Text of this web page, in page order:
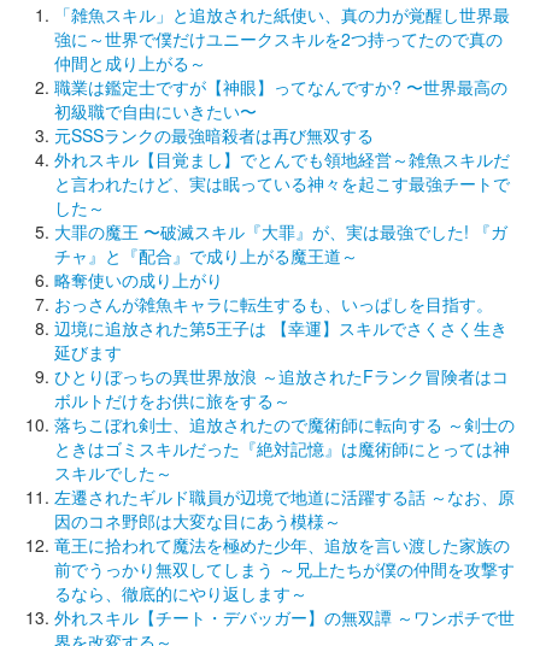
「雑魚スキル」と追放された紙使い、真の力が覚醒し世界最
強に～世界で僕だけユニークスキルを2つ持ってたので真の
仲間と成り上がる～
職業は鑑定士ですが【神眼】ってなんですか? 〜世界最高の
初級職で自由にいきたい〜
元SSSランクの最強暗殺者は再び無双する
外れスキル【目覚まし】でとんでも領地経営～雑魚スキルだ
と言われたけど、実は眠っている神々を起こす最強チートで
した～
大罪の魔王 〜破滅スキル『大罪』が、実は最強でした! 『ガ
チャ』と『配合』で成り上がる魔王道～
略奪使いの成り上がり
おっさんが雑魚キャラに転生するも、いっぱしを目指す。
辺境に追放された第5王子は 【幸運】スキルでさくさく生き
延びます
ひとりぼっちの異世界放浪 ～追放されたFランク冒険者はコ
ボルトだけをお供に旅をする～
落ちこぼれ剣士、追放されたので魔術師に転向する ～剣士の
ときはゴミスキルだった『絶対記憶』は魔術師にとっては神
スキルでした～
左遷されたギルド職員が辺境で地道に活躍する話 ～なお、原
因のコネ野郎は大変な目にあう模様～
竜王に拾われて魔法を極めた少年、追放を言い渡した家族の
前でうっかり無双してしまう ～兄上たちが僕の仲間を攻撃す
るなら、徹底的にやり返します～
外れスキル【チート・デバッガー】の無双譚 ～ワンポチで世
界を改変する～